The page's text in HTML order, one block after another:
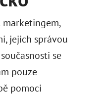
marketingem,
jejich správou
se
pouze
pomoci